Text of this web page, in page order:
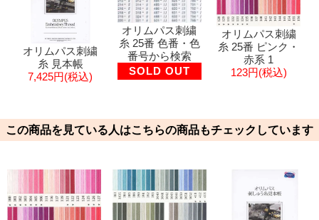
オリムパス刺繍
糸 見本帳
7,425円(税込)
オリムパス刺繍
糸 25番 色番・色
番号から検索
SOLD OUT
オリムパス刺繍
糸 25番 ピンク・
赤系 1
123円(税込)
この商品を見ている人はこちらの商品もチェックしています